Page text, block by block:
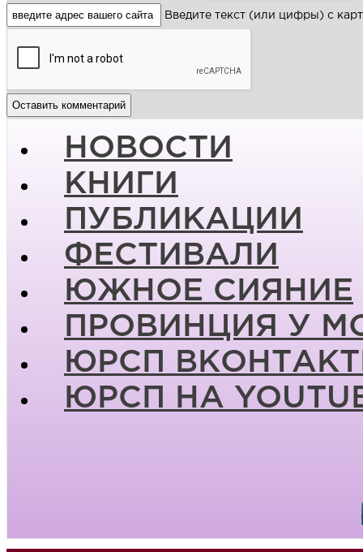
Введите текст (или цифры) с
НОВОСТИ
КНИГИ
ПУБЛИКАЦИИ
ФЕСТИВАЛИ
ЮЖНОЕ СИЯНИЕ
ПРОВИНЦИЯ У
ЮРСП
ЮРСП НА